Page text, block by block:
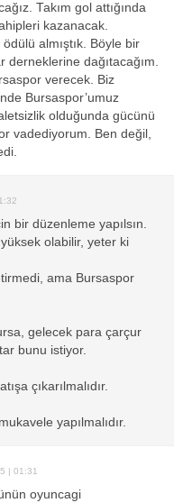
Takım gol attığında
kazanacak.
almıştık. Böyle bir
derneklerine dağıtacağım.
verecek. Biz
Bursaspor’umuz
olduğunda gücünü
vadediyorum. Ben değil,
bir düzenleme yapılsın.
olabilir, yeter ki
ama Bursaspor
gelecek para çarçur
bunu istiyor.
çıkarılmalıdır.
yapılmalıdır.
| 01:31
oyuncagi